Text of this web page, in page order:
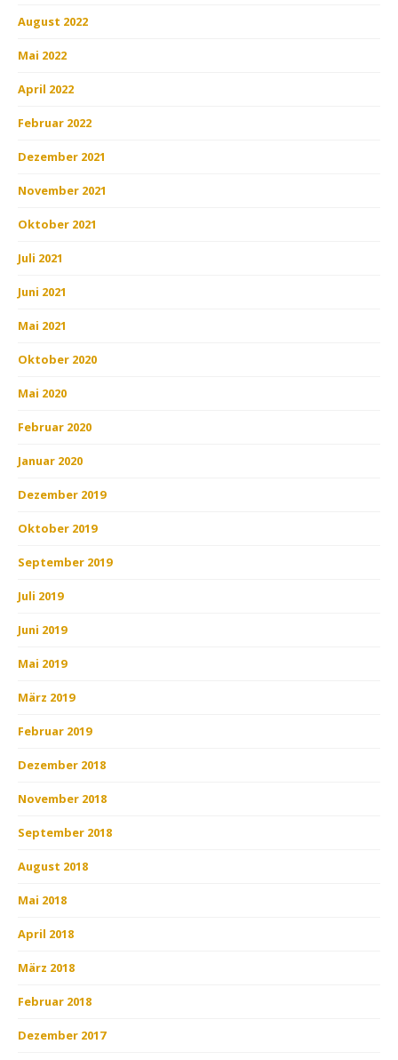
August 2022
Mai 2022
April 2022
Februar 2022
Dezember 2021
November 2021
Oktober 2021
Juli 2021
Juni 2021
Mai 2021
Oktober 2020
Mai 2020
Februar 2020
Januar 2020
Dezember 2019
Oktober 2019
September 2019
Juli 2019
Juni 2019
Mai 2019
März 2019
Februar 2019
Dezember 2018
November 2018
September 2018
August 2018
Mai 2018
April 2018
März 2018
Februar 2018
Dezember 2017